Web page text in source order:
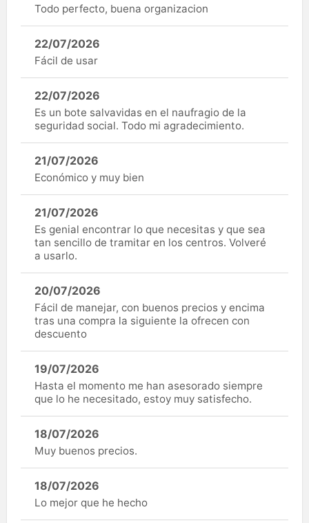
Todo perfecto, buena organizacion
22/07/2026
Fácil de usar
22/07/2026
Es un bote salvavidas en el naufragio de la
seguridad social. Todo mi agradecimiento.
21/07/2026
Económico y muy bien
21/07/2026
Es genial encontrar lo que necesitas y que sea
tan sencillo de tramitar en los centros. Volveré
a usarlo.
20/07/2026
Fácil de manejar, con buenos precios y encima
tras una compra la siguiente la ofrecen con
descuento
19/07/2026
Hasta el momento me han asesorado siempre
que lo he necesitado, estoy muy satisfecho.
18/07/2026
Muy buenos precios.
18/07/2026
Lo mejor que he hecho